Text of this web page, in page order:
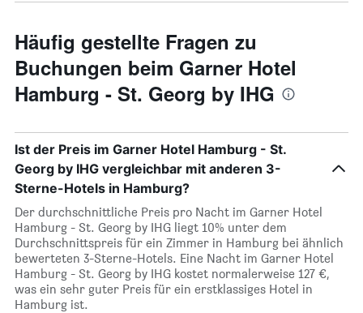
Häufig gestellte Fragen zu
Buchungen beim Garner Hotel
Hamburg - St. Georg by IHG
Ist der Preis im Garner Hotel Hamburg - St.
Georg by IHG vergleichbar mit anderen 3-
Sterne-Hotels in Hamburg?
Der durchschnittliche Preis pro Nacht im Garner Hotel
Hamburg - St. Georg by IHG liegt 10% unter dem
Durchschnittspreis für ein Zimmer in Hamburg bei ähnlich
bewerteten 3-Sterne-Hotels. Eine Nacht im Garner Hotel
Hamburg - St. Georg by IHG kostet normalerweise 127 €,
was ein sehr guter Preis für ein erstklassiges Hotel in
Hamburg ist.